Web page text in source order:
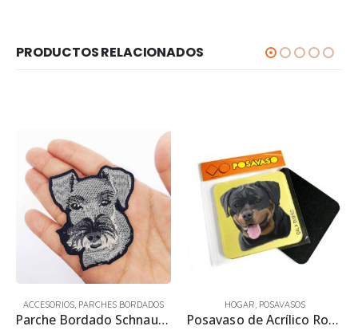
PRODUCTOS RELACIONADOS
ACCESORIOS PARCHES BORDADOS
Parche Bordado Schnauzer
HOGAR POSAVASOS
Posavaso de Acrílico Rottweiler 9.5×9.5 cms